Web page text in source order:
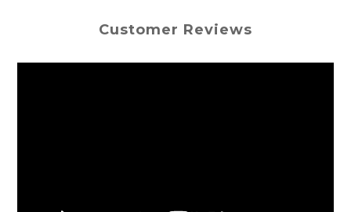
Customer Reviews